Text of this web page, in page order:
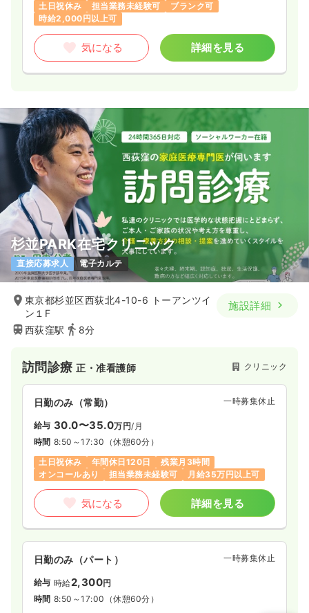
土日祝休み
担当業務未経験可
ブランク可
時給2,000円以上可
気になる 詳細を見る
杉並PARK在宅クリニック
直接応募求人 電子カルテ
東京都杉並区西荻北4-10-6 トーアンツイ
ン１F
西荻窪駅
8分
施設詳細
訪問診療正・准看護師 クリニック
日勤のみ（常勤） 一時募集休止
給与 30.0〜35.0万円/月
時間 8:50～17:30 （休憩60分）
土日祝休み
年間休日120日
残業月3時間
オンコールあり
担当業務未経験可 月給35万円以上可
気になる 詳細を見る
日勤のみ（パート） 一時募集休止
給与 時給2,300円
時間 8:50～17:00 （休憩60分）